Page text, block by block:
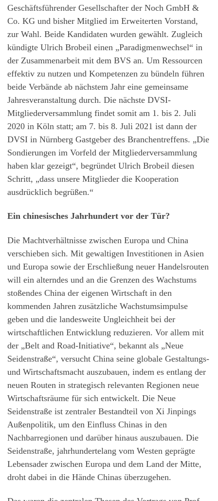
Geschäftsführender Gesellschafter der Noch GmbH &
Co. KG und bisher Mitglied im Erweiterten Vorstand,
zur Wahl. Beide Kandidaten wurden gewählt. Zugleich
kündigte Ulrich Brobeil einen „Paradigmenwechsel“ in
der Zusammenarbeit mit dem BVS an. Um Ressourcen
effektiv zu nutzen und Kompetenzen zu bündeln führen
beide Verbände ab nächstem Jahr eine gemeinsame
Jahresveranstaltung durch. Die nächste DVSI-
Mitgliederversammlung findet somit am 1. bis 2. Juli
2020 in Köln statt; am 7. bis 8. Juli 2021 ist dann der
DVSI in Nürnberg Gastgeber des Branchentreffens. „Die
Sondierungen im Vorfeld der Mitgliederversammlung
haben klar gezeigt“, begründet Ulrich Brobeil diesen
Schritt, „dass unsere Mitglieder die Kooperation
ausdrücklich begrüßen.“
Ein chinesisches Jahrhundert vor der Tür?
Die Machtverhältnisse zwischen Europa und China
verschieben sich. Mit gewaltigen In­vestitionen in Asien
und Europa sowie der Erschließung neuer Handelsrouten
will ein alterndes und an die Grenzen des Wachstums
stoßendes China der eigenen Wirtschaft in den
kommenden Jahren zusätzliche Wachstumsimpulse
geben und die landesweite Ungleichheit bei der
wirtschaftlichen Entwicklung reduzieren. Vor allem mit
der „Belt and Road-Initiative“, bekannt als „Neue
Seidenstraße“, versucht China seine globale Gestaltungs-
und Wirtschaftsmacht auszubauen, indem es entlang der
neuen Routen in strategisch relevanten Regionen neue
Wirtschaftsräume für sich entwickelt. Die Neue
Seidenstraße ist zentraler Bestandteil von Xi Jinpings
Außenpolitik, um den Einfluss Chinas in den
Nachbarregionen und darüber hinaus auszubauen. Die
Seidenstraße, jahrhundertelang vom Westen geprägte
Lebensader zwischen Europa und dem Land der Mitte,
droht dabei in die Hände Chinas überzugehen.